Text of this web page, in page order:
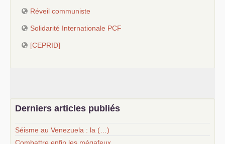
Réveil communiste
Solidarité Internationale PCF
[CEPRID]
Derniers articles publiés
Séisme au Venezuela : la (…)
Combattre enfin les mégafeux